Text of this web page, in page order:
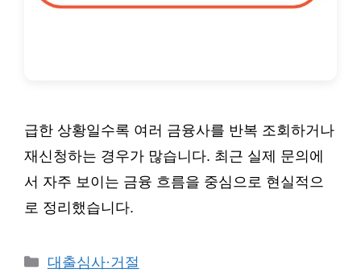
급한 상황일수록 여러 금융사를 반복 조회하거나
재신청하는 경우가 많습니다. 최근 실제 문의에
서 자주 보이는 금융 흐름을 중심으로 현실적으
로 정리했습니다.
카
대출심사·거절